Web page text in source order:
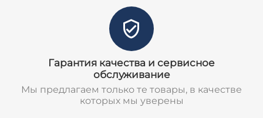
Гарантия качества и сервисное
обслуживание
Мы предлагаем только те товары, в качестве
которых мы уверены